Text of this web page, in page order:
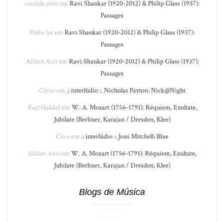
candida piresem Ravi Shankar (1920-2012) & Philip Glass (1937):
Passages
Pedro Ipêem Ravi Shankar (1920-2012) & Philip Glass (1937):
Passages
Adilson Assisem Ravi Shankar (1920-2012) & Philip Glass (1937):
Passages
Cássioem .: interlúdio :. Nicholas Payton: Nick@Night
Raif Haddadem W. A. Mozart (1756-1791): Réquiem, Exultate,
Jubilate (Berliner, Karajan / Dresden, Klee)
Ciscoem .: interlúdio :. Joni Mitchell: Blue
Adilson Assisem W. A. Mozart (1756-1791): Réquiem, Exultate,
Jubilate (Berliner, Karajan / Dresden, Klee)
Blogs de Música